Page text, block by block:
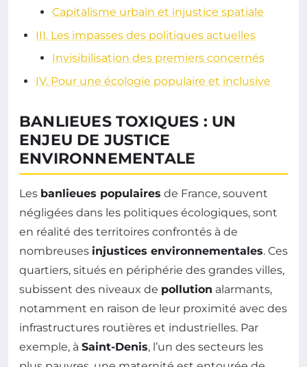
Capitalisme urbain et injustice spatiale
III. Les impasses des politiques actuelles
Invisibilisation des premiers concernés
IV. Pour une écologie populaire et inclusive
BANLIEUES TOXIQUES : UN
ENJEU DE JUSTICE
ENVIRONNEMENTALE
Les banlieues populaires de France, souvent
négligées dans les politiques écologiques, sont
en réalité des territoires confrontés à de
nombreuses injustices environnementales. Ces
quartiers, situés en périphérie des grandes villes,
subissent des niveaux de pollution alarmants,
notamment en raison de leur proximité avec des
infrastructures routières et industrielles. Par
exemple, à Saint-Denis, l’un des secteurs les